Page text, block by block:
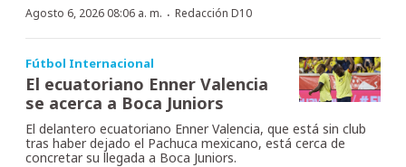
Agosto 6, 2026 08:06 a. m. · Redacción D10
Fútbol Internacional
El ecuatoriano Enner Valencia
se acerca a Boca Juniors
El delantero ecuatoriano Enner Valencia, que está sin club
tras haber dejado el Pachuca mexicano, está cerca de
concretar su llegada a Boca Juniors.